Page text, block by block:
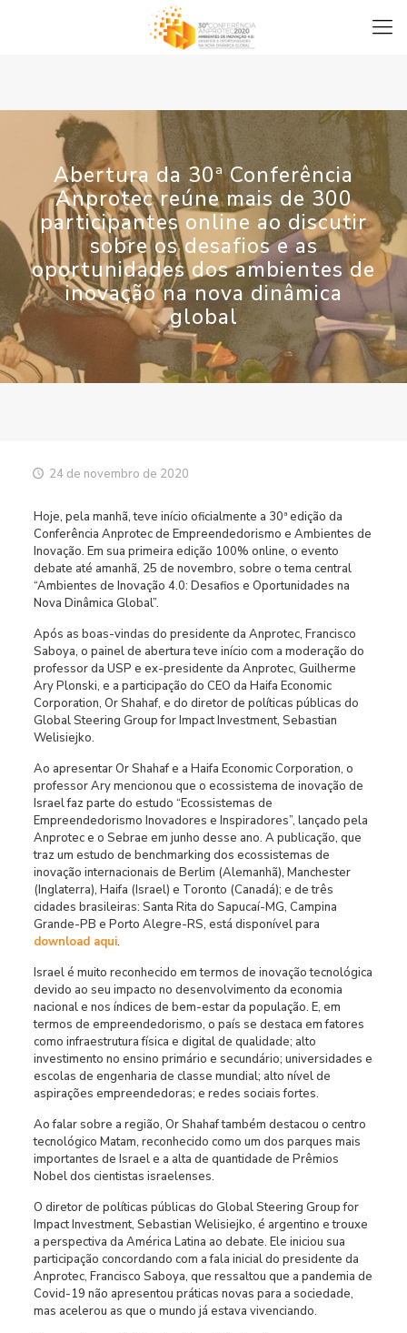
Abertura da 30ª Conferência
Anprotec reúne mais de 300
participantes online ao discutir
sobre os desafios e as
oportunidades dos ambientes de
inovação na nova dinâmica
global
24 de novembro de 2020
Hoje, pela manhã, teve início oficialmente a 30ª edição da
Conferência Anprotec de Empreendedorismo e Ambientes de
Inovação. Em sua primeira edição 100% online, o evento
debate até amanhã, 25 de novembro, sobre o tema central
“Ambientes de Inovação 4.0: Desafios e Oportunidades na
Nova Dinâmica Global”.
Após as boas-vindas do presidente da Anprotec, Francisco
Saboya, o painel de abertura teve início com a moderação do
professor da USP e ex-presidente da Anprotec, Guilherme
Ary Plonski, e a participação do CEO da Haifa Economic
Corporation, Or Shahaf, e do diretor de políticas públicas do
Global Steering Group for Impact Investment, Sebastian
Welisiejko.
Ao apresentar Or Shahaf e a Haifa Economic Corporation, o
professor Ary mencionou que o ecossistema de inovação de
Israel faz parte do estudo “Ecossistemas de
Empreendedorismo Inovadores e Inspiradores”, lançado pela
Anprotec e o Sebrae em junho desse ano. A publicação, que
traz um estudo de benchmarking dos ecossistemas de
inovação internacionais de Berlim (Alemanhã), Manchester
(Inglaterra), Haifa (Israel) e Toronto (Canadá); e de três
cidades brasileiras: Santa Rita do Sapucaí-MG, Campina
Grande-PB e Porto Alegre-RS, está disponível para
download aqui.
Israel é muito reconhecido em termos de inovação tecnológica
devido ao seu impacto no desenvolvimento da economia
nacional e nos índices de bem-estar da população. E, em
termos de empreendedorismo, o país se destaca em fatores
como infraestrutura física e digital de qualidade; alto
investimento no ensino primário e secundário; universidades e
escolas de engenharia de classe mundial; alto nível de
aspirações empreendedoras; e redes sociais fortes.
Ao falar sobre a região, Or Shahaf também destacou o centro
tecnológico Matam, reconhecido como um dos parques mais
importantes de Israel e a alta de quantidade de Prêmios
Nobel dos cientistas israelenses.
O diretor de políticas públicas do Global Steering Group for
Impact Investment, Sebastian Welisiejko, é argentino e trouxe
a perspectiva da América Latina ao debate. Ele iniciou sua
participação concordando com a fala inicial do presidente da
Anprotec, Francisco Saboya, que ressaltou que a pandemia de
Covid-19 não apresentou práticas novas para a sociedade,
mas acelerou as que o mundo já estava vivenciando.